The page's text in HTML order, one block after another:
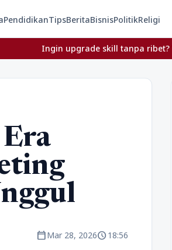
PendidikanTipsBeritaBisnisPolitikReligi
upgrade skill tanpa ribet? Temukan
calendar_todayMar 28, 2026schedule18:56